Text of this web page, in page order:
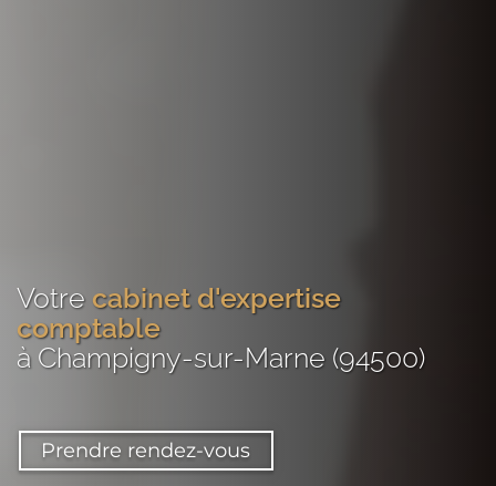
Votre cabinet d'expertise
comptable
à Champigny-sur-Marne (94500)
Prendre rendez-vous